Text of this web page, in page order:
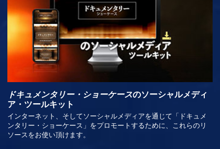
ドキュメンタリー・ショーケースのソーシャルメディ
ア・ツールキット
インターネット、そしてソーシャルメディアを通じて「ドキュメ
ンタリー・ショーケース」をプロモートするために、これらのリ
ソースをお使い頂けます。